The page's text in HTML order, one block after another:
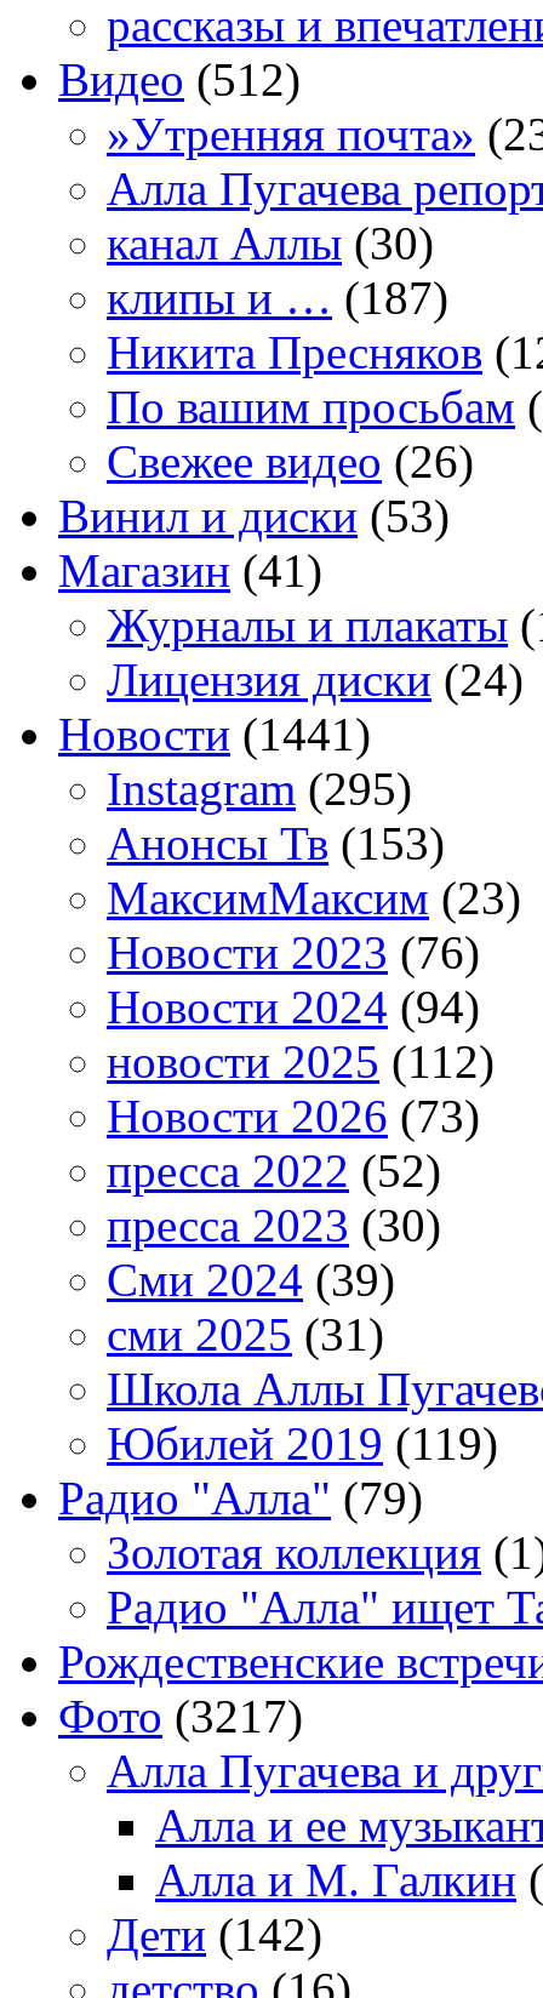
рассказы и
Видео (512)
»Утренняя почта»
Алла Пугачева
канал Аллы (30)
клипы и … (187)
Никита Пресняков
По вашим просьбам
Свежее видео (26)
Винил и диски (53)
Магазин (41)
Журналы и плакаты
Лицензия диски (24)
Новости (1441)
Instagram (295)
Анонсы Тв (153)
МаксимМаксим (23)
Новости 2023 (76)
Новости 2024 (94)
новости 2025 (112)
Новости 2026 (73)
пресса 2022 (52)
пресса 2023 (30)
Сми 2024 (39)
сми 2025 (31)
Школа Аллы
Юбилей 2019 (119)
Радио "Алла" (79)
Золотая коллекция
Радио "Алла" ищет
Рождественские
Фото (3217)
Алла Пугачева и
Алла и ее
Алла и М. Галкин
Дети (142)